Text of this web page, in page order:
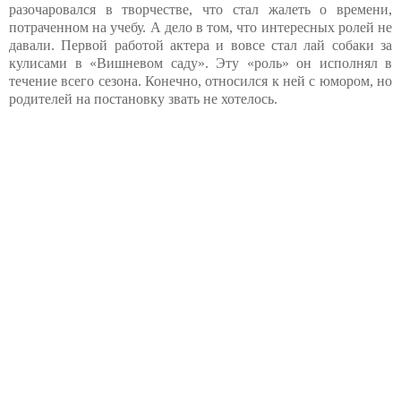
разочаровался в творчестве, что стал жалеть о времени,
потраченном на учебу. А дело в том, что интересных ролей не
давали. Первой работой актера и вовсе стал лай собаки за
кулисами в «Вишневом саду». Эту «роль» он исполнял в
течение всего сезона. Конечно, относился к ней с юмором, но
родителей на постановку звать не хотелось.